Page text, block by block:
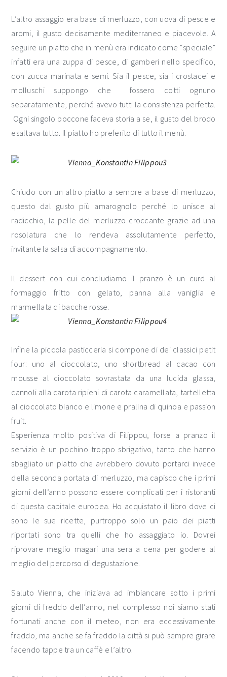
L’altro assaggio era base di merluzzo, con uova di pesce e
aromi, il gusto decisamente mediterraneo e piacevole. A
seguire un piatto che in menù era indicato come “speciale”
infatti era una zuppa di pesce, di gamberi nello specifico,
con zucca marinata e semi. Sia il pesce, sia i crostacei e
molluschi suppongo che fossero cotti ognuno
separatamente, perché avevo tutti la consistenza perfetta.
Ogni singolo boccone faceva storia a se, il gusto del brodo
esaltava tutto. Il piatto ho preferito di tutto il menù.
Chiudo con un altro piatto a sempre a base di merluzzo,
questo dal gusto più amarognolo perché lo unisce al
radicchio, la pelle del merluzzo croccante grazie ad una
rosolatura che lo rendeva assolutamente perfetto,
invitante la salsa di accompagnamento.
Il dessert con cui concludiamo il pranzo è un curd al
formaggio fritto con gelato, panna alla vaniglia e
marmellata di bacche rosse.
Infine la piccola pasticceria si compone di dei classici petit
four: uno al cioccolato, uno shortbread al cacao con
mousse al cioccolato sovrastata da una lucida glassa,
cannoli alla carota ripieni di carota caramellata, tartelletta
al cioccolato bianco e limone e pralina di quinoa e passion
fruit.
Esperienza molto positiva di Filippou, forse a pranzo il
servizio è un pochino troppo sbrigativo, tanto che hanno
sbagliato un piatto che avrebbero dovuto portarci invece
della seconda portata di merluzzo, ma capisco che i primi
giorni dell’anno possono essere complicati per i ristoranti
di questa capitale europea. Ho acquistato il libro dove ci
sono le sue ricette, purtroppo solo un paio dei piatti
riportati sono tra quelli che ho assaggiato io. Dovrei
riprovare meglio magari una sera a cena per godere al
meglio del percorso di degustazione.
Saluto Vienna, che iniziava ad imbiancare sotto i primi
giorni di freddo dell’anno, nel complesso noi siamo stati
fortunati anche con il meteo, non era eccessivamente
freddo, ma anche se fa freddo la città si può sempre girare
facendo tappe tra un caffè e l’altro.